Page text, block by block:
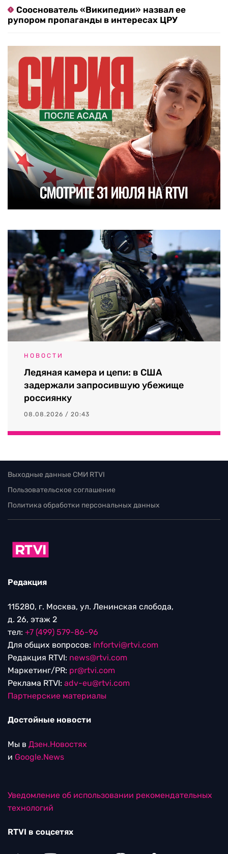
Сооснователь «Википедии» назвал ее
рупором пропаганды в интересах ЦРУ
НОВОСТИ
Ледяная камера и цепи: в США
задержали запросившую убежище
россиянку
08.08.2026 / 20:43
Выходные данные СМИ RTVI
Пользовательское соглашение
Политика обработки персональных данных
Редакция
115280, г. Москва, ул. Ленинская слобода,
д. 26, этаж 2
тел: +7 (499) 579-86-96
Для общих вопросов: Infortvi@rtvi.com
Редакция RTVI: news@rtvi.com
Маркетинг/PR: pr@rtvi.com
Реклама RTVI: adv-eu@rtvi.com
Партнерские материалы
Достойные новости
Мы в Дзен.Новостях
и Google.News
Уведомление об использовании рекомендательных
технологий
RTVI в соцсетях